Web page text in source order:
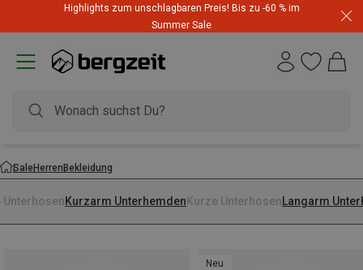
Highlights zum unschlagbaren Preis! Bis zu -60 % im
Summer Sale
SaleHerrenBekleidung
UnterhosenKurzarm Unterhemden Kurze UnterhosenLangarm
Neu